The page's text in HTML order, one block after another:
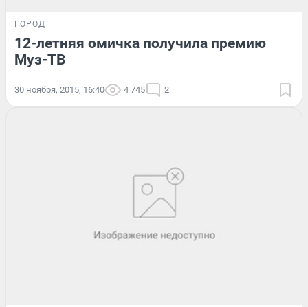
ГОРОД
12-летняя омичка получила премию
Муз-ТВ
30 ноября, 2015, 16:40 4 745 2